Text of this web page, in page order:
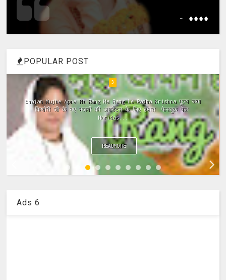
- ����
POPULAR POST
4
Meri Vinti Yahi Hai Radha Rani Dj (Remix) MIx Download:
Click This Link ~Meri Vinti Yahi Hai Radha Rani Dj (Remix)
MIx Full ...
READMORE
Ads 6